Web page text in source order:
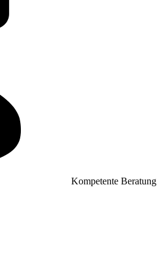
Kompetente Beratung